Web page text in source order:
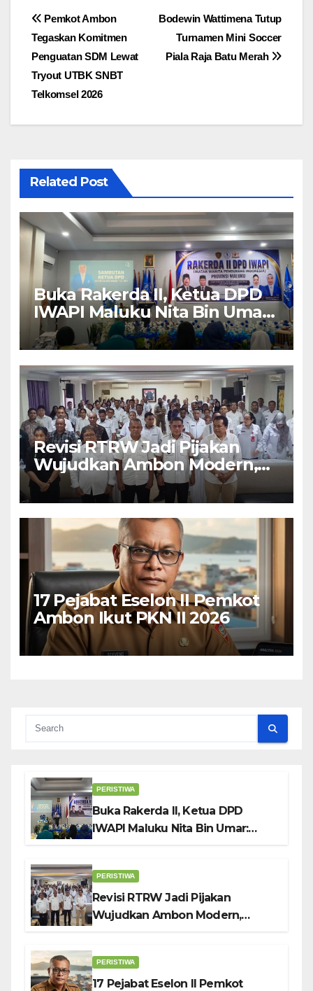
Navigasi
pos
Bodewin Wattimena Tutup
Turnamen Mini Soccer
Piala Raja Batu Merah
Pemkot Ambon
Tegaskan Komitmen
Penguatan SDM Lewat
Tryout UTBK SNBT
Telkomsel 2026
Related Post
Buka Rakerda II, Ketua DPD
IWAPI Maluku Nita Bin Umar:
Perempuan Pengusaha Pilar
Penggerak UMKM
Revisi RTRW Jadi Pijakan
Wujudkan Ambon Modern,
Nyaman dan Berkelanjutan,
Kata Wali Kota Bodewin
17 Pejabat Eselon II Pemkot
Ambon Ikut PKN II 2026
PERISTIWA
Buka Rakerda II, Ketua DPD
IWAPI Maluku Nita Bin Umar:
PERISTIWA
Revisi RTRW Jadi Pijakan
Wujudkan Ambon Modern,
PERISTIWA
17 Pejabat Eselon II Pemkot